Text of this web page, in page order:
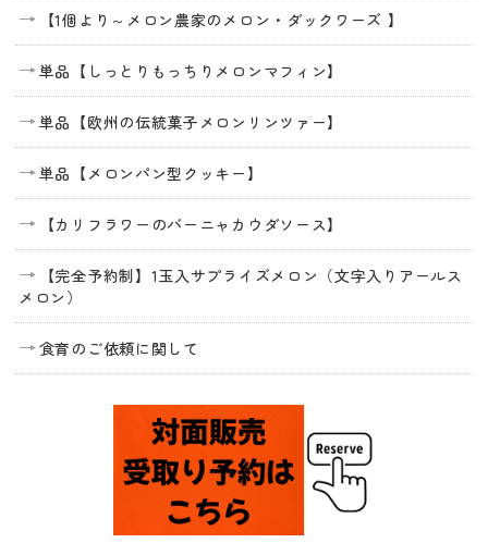
【1個より～メロン農家のメロン・ダックワーズ 】
単品【しっとりもっちりメロンマフィン】
単品【欧州の伝統菓子メロンリンツァー】
単品【メロンパン型クッキー】
【カリフラワーのバーニャカウダソース】
【完全予約制】1玉入サプライズメロン（文字入りアールス
メロン）
食育のご依頼に関して